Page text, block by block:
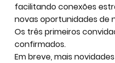
facilitando conexões
novas oportunidades de
Os três primeiros
confirmados.
Em breve, mais